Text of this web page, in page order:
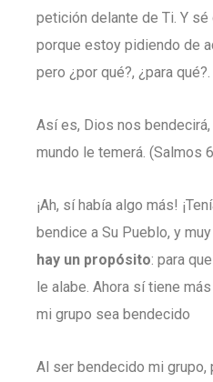
petición delante de Ti. Y
porque estoy pidiendo de
pero ¿por qué?, ¿para qué?.
Así es, Dios nos
mundo le temerá. (Salmos
¡Ah, sí había algo más!
bendice a Su Pueblo, y
hay un propósito: para
le alabe. Ahora sí tiene
mi grupo sea bendecido
Al ser bendecido mi grupo,